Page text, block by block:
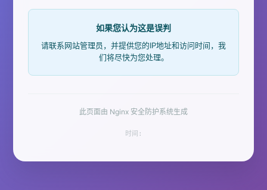
如果您认为这是误判
请联系网站管理员，并提供您的IP地址和访问时间，我
们将尽快为您处理。
此页面由 Nginx 安全防护系统生成
时间: